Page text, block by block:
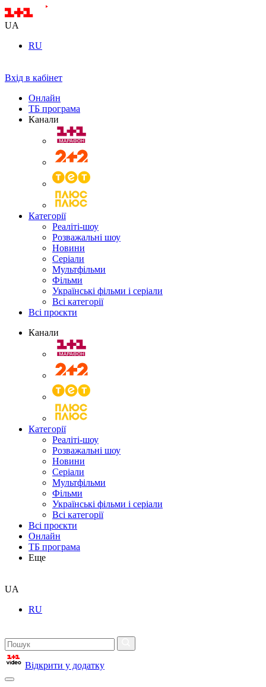
UA
RU
Вхід в кабінет
Онлайн
ТБ програма
Канали
Категорії
Реаліті-шоу
Розважальні шоу
Новини
Серіали
Мультфільми
Фільми
Українські фільми і серіали
Всі категорії
Всі проєкти
Канали
Категорії
Реаліті-шоу
Розважальні шоу
Новини
Серіали
Мультфільми
Фільми
Українські фільми і серіали
Всі категорії
Всі проєкти
Онлайн
ТБ програма
Еще
UA
RU
Відкрити у додатку